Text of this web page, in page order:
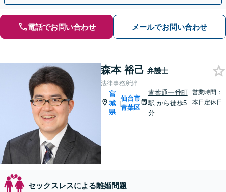
電話でお問い合わせ メールでお問い合わせ
森本 裕己 弁護士
法律事務所絆
宮
城
県
|
仙台市
青葉区
青葉通一番町
駅 から徒歩5
分
営業時間：
本日定休日
セックスレスによる離婚問題